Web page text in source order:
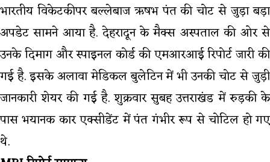
भारतीय विकेटकीपर बल्लेबाज ऋषभ पंत की चोट से जुड़ा बड़ा
अपडेट सामने आया है. देहरादून के मैक्स अस्पताल की ओर से
उनके दिमाग और स्पाइनल कोर्ड की एमआरआई रिपोर्ट जारी की
गई है. इसके अलावा मेडिकल बुलेटिन में भी उनकी चोट से जुड़ी
जानकारी शेयर की गई है. शुक्रवार सुबह उत्तराखंड में रुड़की के
पास भयानक कार एक्सीडेंट में पंत गंभीर रूप से चोटिल हो गए
थे.